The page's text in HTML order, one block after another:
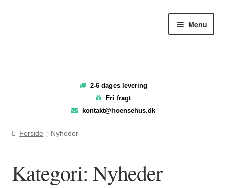
Menu
2-6 dages levering
Fri fragt
kontakt@hoensehus.dk
Forside Nyheder
Kategori: Nyheder